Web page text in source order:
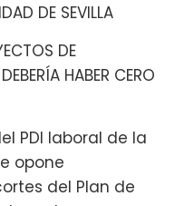
DE SEVILLA
DE
HABER CERO
PDI laboral de la
opone
del Plan de